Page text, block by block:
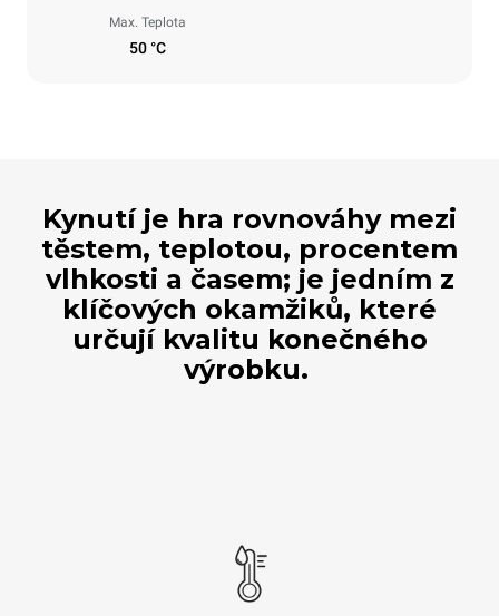
Max. Teplota
50 °C
Kynutí je hra rovnováhy mezi
těstem, teplotou, procentem
vlhkosti a časem; je jedním z
klíčových okamžiků, které
určují kvalitu konečného
výrobku.